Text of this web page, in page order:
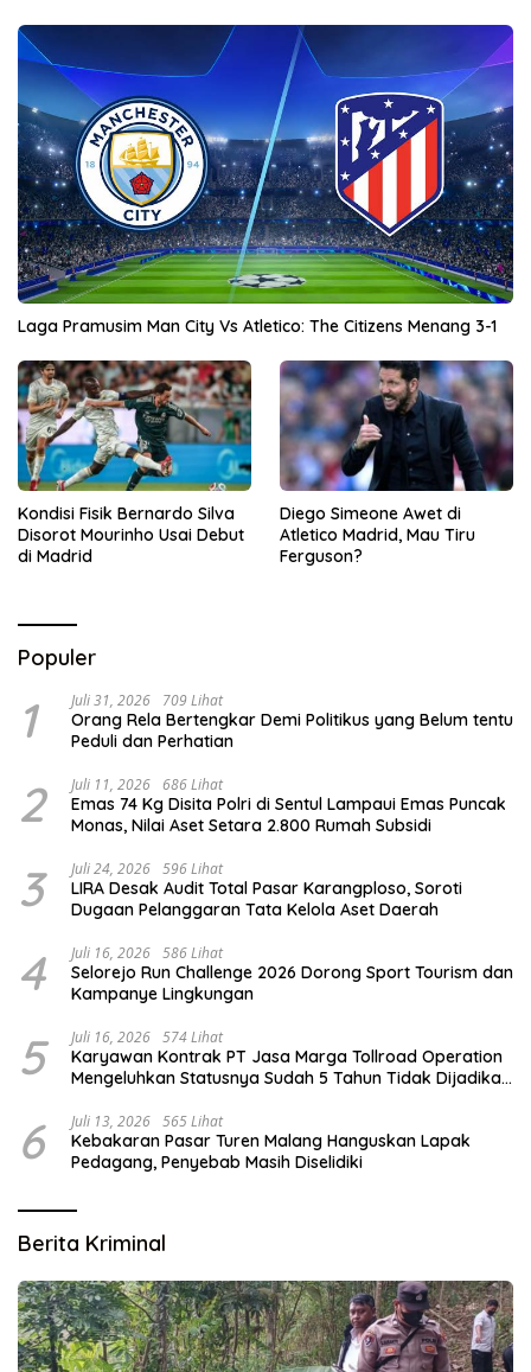
Laga Pramusim Man City Vs Atletico: The Citizens Menang 3-1
Kondisi Fisik Bernardo Silva
Disorot Mourinho Usai Debut
di Madrid
Diego Simeone Awet di
Atletico Madrid, Mau Tiru
Ferguson?
Populer
1 Juli 31, 2026 709 Lihat
Orang Rela Bertengkar Demi Politikus yang Belum tentu
Peduli dan Perhatian
2 Juli 11, 2026 686 Lihat
Emas 74 Kg Disita Polri di Sentul Lampaui Emas Puncak
Monas, Nilai Aset Setara 2.800 Rumah Subsidi
3 Juli 24, 2026 596 Lihat
LIRA Desak Audit Total Pasar Karangploso, Soroti
Dugaan Pelanggaran Tata Kelola Aset Daerah
4 Juli 16, 2026 586 Lihat
Selorejo Run Challenge 2026 Dorong Sport Tourism dan
Kampanye Lingkungan
5 Juli 16, 2026 574 Lihat
Karyawan Kontrak PT Jasa Marga Tollroad Operation
Mengeluhkan Statusnya Sudah 5 Tahun Tidak Dijadikan
6 Juli 13, 2026 565 Lihat
Kebakaran Pasar Turen Malang Hanguskan Lapak
Pedagang, Penyebab Masih Diselidiki
Berita Kriminal